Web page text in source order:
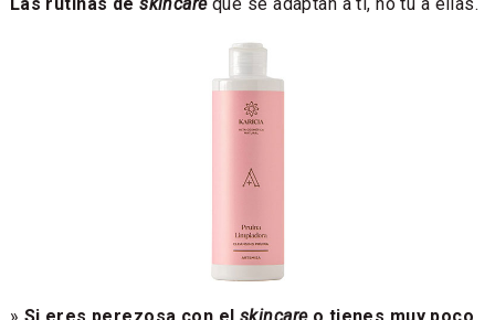
Las rutinas deskincareque se adaptan a ti, no tú a ellas.